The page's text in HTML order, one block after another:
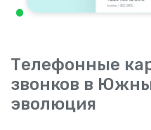
Телефонные
звонков в
эволюция